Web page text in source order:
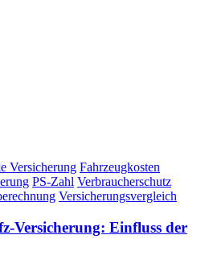
Versicherung Fahrzeugkosten
PS-Zahl Verbraucherschutz
Versicherungsvergleich
Versicherung: Einfluss der